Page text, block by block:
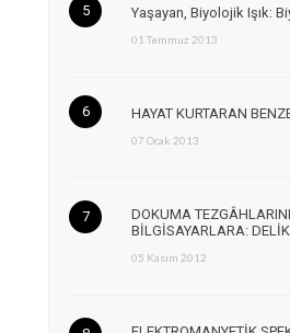
Yaşayan, Biyolojik Işık:
01 Temmuz 2013
HAYAT KURTARAN
07 Ocak 2013
DOKUMA
BİLGİSAYARLARA:
05 Kasım 2012